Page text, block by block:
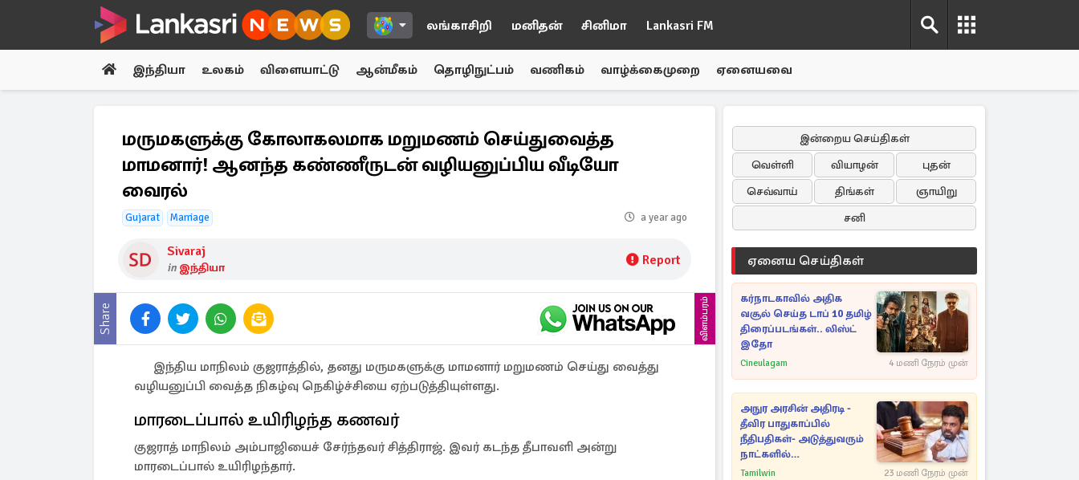
லங்காசிறி மனிதன் சினிமா Lankasri FM
இந்தியா உலகம் விளையாட்டு ஆன்மீகம் தொழிநுட்பம் வணிகம் வாழ்க்கைமுறை ஏனையவை
மருமகளுக்கு கோலாகலமாக மறுமணம் செய்துவைத்த
மாமனார்! ஆனந்த கண்ணீருடன் வழியனுப்பிய வீடியோ
வைரல்
Gujarat Marriage a year ago
Sivaraj
in இந்தியா Report
Share விளம்பரம்
இந்திய மாநிலம் குஜராத்தில், தனது மருமகளுக்கு மாமனார் மறுமணம் செய்து வைத்து
வழியனுப்பி வைத்த நிகழ்வு நெகிழ்ச்சியை ஏற்படுத்தியுள்ளது.
மாரடைப்பால் உயிரிழந்த கணவர்
குஜராத் மாநிலம் அம்பாஜியைச் சேர்ந்தவர் சித்திராஜ். இவர் கடந்த தீபாவளி அன்று
மாரடைப்பால் உயிரிழந்தார்.
இன்றைய செய்திகள்
வெள்ளி
வியாழன்
புதன்
செவ்வாய்
திங்கள்
ஞாயிறு
சனி
ஏனைய செய்திகள்
கர்நாடகாவில் அதிக
வசூல் செய்த டாப் 10 தமிழ்
திரைப்படங்கள்.. லிஸ்ட்
இதோ
Cineulagam 4 மணி நேரம் முன்
அநுர அரசின் அதிரடி -
தீவிர பாதுகாப்பில்
நீதிபதிகள்- அடுத்துவரும்
நாட்களில்
அம்பலமாகவுள்ள ரகசியம்
Tamilwin 23 மணி நேரம் முன்